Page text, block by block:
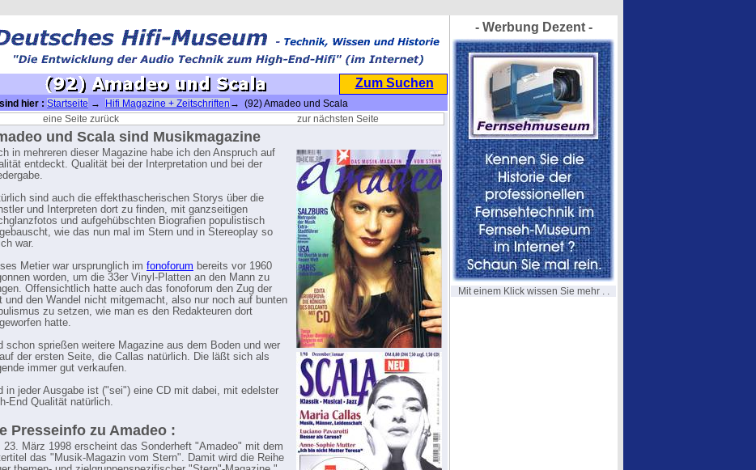
Zum Suchen
hier : Startseite → Hifi Magazine + Zeitschriften → (92) Amadeo und Scala
eine Seite zurück
zur nächsten Seite
und Scala sind Musikmagazine
in mehreren dieser Magazine habe ich den Anspruch auf
entdeckt. Qualität bei der Interpretation und bei der
sind auch die effekthascherischen Storys über die
und Interpreten dort zu finden, mit ganzseitigen
und aufgehübschten Biografien populistisch
wie das nun mal im Stern und in Stereoplay so
war.
Metier war ursprunglich im fonoforum bereits vor 1960
worden, um die 33er Vinyl-Platten an den Mann zu
Offensichtlich hatte auch das fonoforum den Zug der
und den Wandel nicht mitgemacht, also nur noch auf bunten
zu setzen, wie man es den Redakteuren dort
hatte.
schon sprießen weitere Magazine aus dem Boden und wer
der ersten Seite, die Callas natürlich. Die läßt sich als
immer gut verkaufen.
in jeder Ausgabe ist ("sei") eine CD mit dabei, mit edelster
End Qualität natürlich.
Presseinfo zu Amadeo :
23. März 1998 erscheint das Sonderheft "Amadeo" mit dem
das "Musik-Magazin vom Stern". Damit wird die Reihe
- Werbung Dezent -
Mit einem Klick wissen Sie mehr . .